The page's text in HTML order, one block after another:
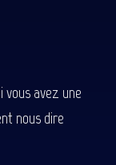
vous avez une
nous dire